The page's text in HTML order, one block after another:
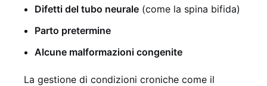
Difetti del tubo neurale (come la spina bifida)
Parto pretermine
Alcune malformazioni congenite
La gestione di condizioni croniche come il